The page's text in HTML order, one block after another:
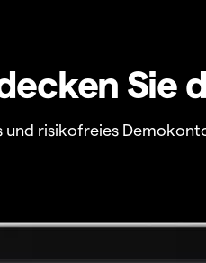
Sie
und risikofreies